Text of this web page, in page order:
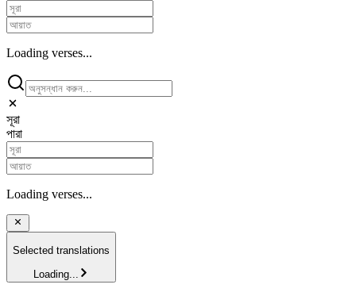
Loading verses...
সূরা
পারা
Loading verses...
Selected translations
Loading...